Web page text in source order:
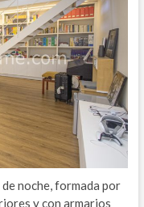
noche, formada por
y con armarios